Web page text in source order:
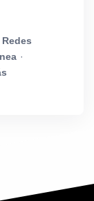
Redes
·